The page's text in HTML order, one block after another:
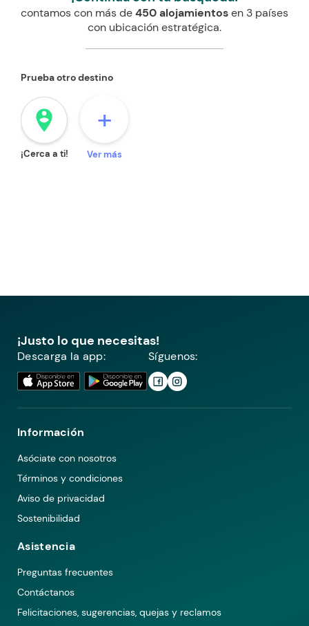
contamos con más de450 alojamientosen 3 países
con ubicación estratégica.
Prueba otro destino
person_pin_circle
¡Cerca a ti!
+
Ver más
¡Justo lo que necesitas!
Descarga la app: Síguenos:
Información
Asóciate con nosotros
Términos y condiciones
Aviso de privacidad
Sostenibilidad
Asistencia
Preguntas frecuentes
Contáctanos
Felicitaciones, sugerencias, quejas y reclamos